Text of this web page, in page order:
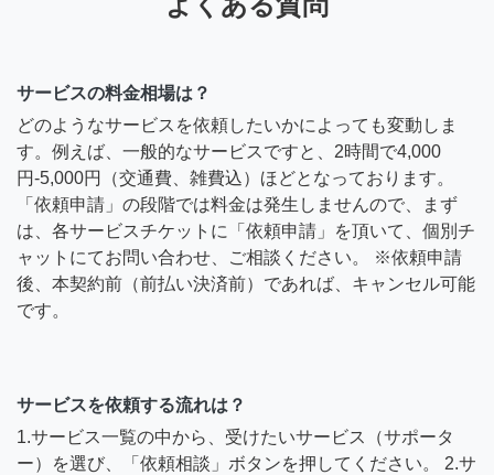
サービスの料金相場は？
どのようなサービスを依頼したいかによっても変動しま
す。例えば、一般的なサービスですと、2時間で4,000
円-5,000円（交通費、雑費込）ほどとなっております。
「依頼申請」の段階では料金は発生しませんので、まず
は、各サービスチケットに「依頼申請」を頂いて、個別チ
ャットにてお問い合わせ、ご相談ください。 ※依頼申請
後、本契約前（前払い決済前）であれば、キャンセル可能
です。
サービスを依頼する流れは？
1.サービス一覧の中から、受けたいサービス（サポータ
ー）を選び、「依頼相談」ボタンを押してください。 2.サ